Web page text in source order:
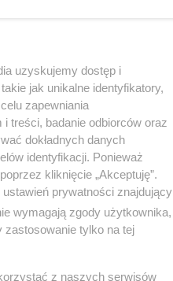
uzyskujemy dostęp i
jak unikalne identyfikatory,
zapewniania
treści, badanie odbiorców oraz
dokładnych danych
identyfikacji. Ponieważ
kliknięcie „Akceptuję”.
prywatności znajdujący
wymagają zgody użytkownika,
zastosowanie tylko na tej
z naszych serwisów